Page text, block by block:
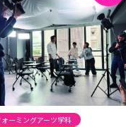
ーミングアーツ学科